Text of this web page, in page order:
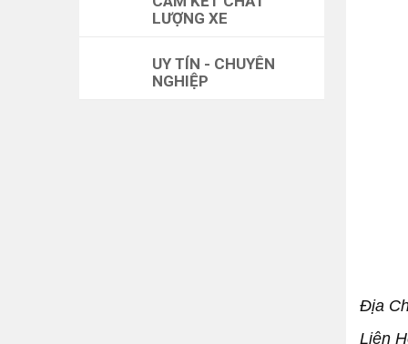
Địa
Liên
LƯỢNG XE
UY TÍN - CHUYÊN
NGHIỆP